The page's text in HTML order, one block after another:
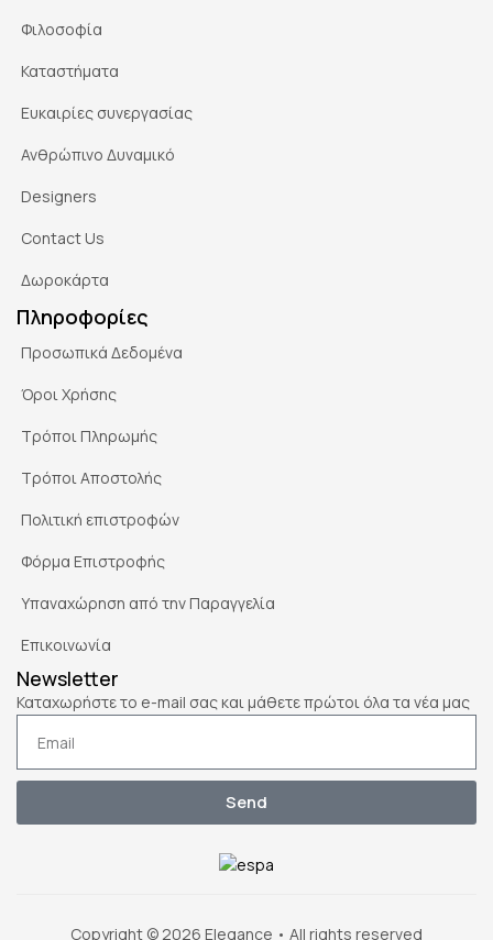
Φιλοσοφία
Καταστήματα
Ευκαιρίες συνεργασίας
Ανθρώπινο Δυναμικό
Designers
Contact Us
Δωροκάρτα
Πληροφορίες
Προσωπικά Δεδομένα
Όροι Χρήσης
Τρόποι Πληρωμής
Τρόποι Αποστολής
Πολιτική επιστροφών
Φόρμα Επιστροφής
Υπαναχώρηση από την Παραγγελία
Επικοινωνία
Newsletter
Καταχωρήστε το e-mail σας και μάθετε πρώτοι όλα τα νέα μας
Send
Copyright © 2026 Elegance • All rights reserved